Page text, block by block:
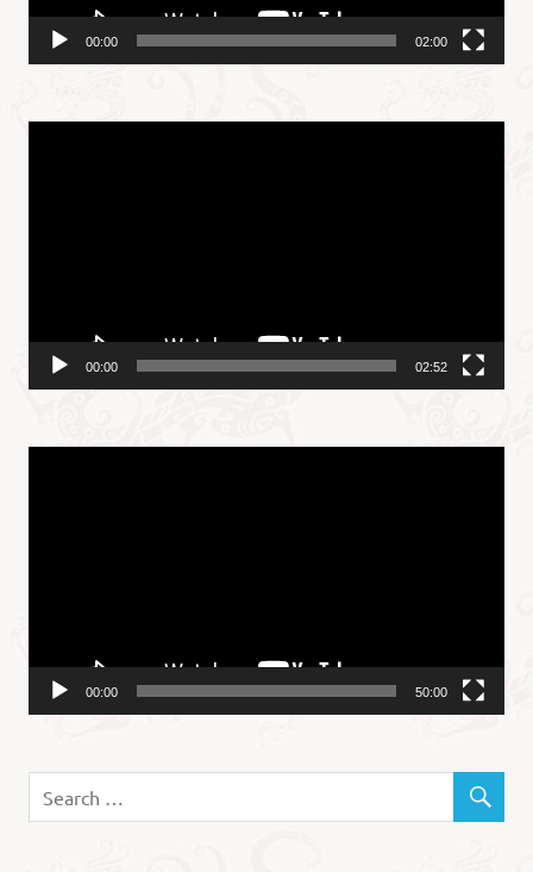
00:00 02:00
00:00 02:52
00:00 50:00